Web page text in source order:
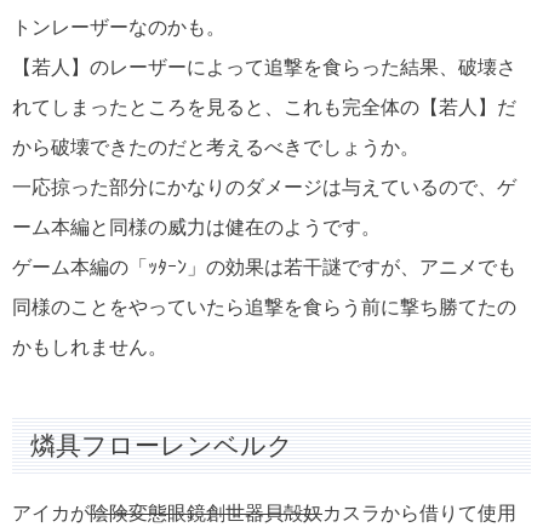
トンレーザーなのかも。
【若人】のレーザーによって追撃を食らった結果、破壊さ
れてしまったところを見ると、これも完全体の【若人】だ
から破壊できたのだと考えるべきでしょうか。
一応掠った部分にかなりのダメージは与えているので、ゲ
ーム本編と同様の威力は健在のようです。
ゲーム本編の「ｯﾀｰﾝ」の効果は若干謎ですが、アニメでも
同様のことをやっていたら追撃を食らう前に撃ち勝てたの
かもしれません。
燐具フローレンベルク
アイカが陰険変態眼鏡創世器貝殻奴カスラから借りて使用